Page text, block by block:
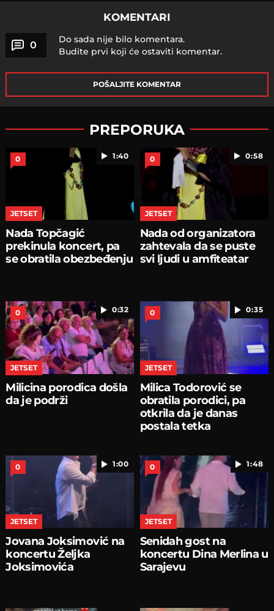
KOMENTARI
0
Do sada nije bilo komentara.
Budite prvi koji će ostaviti komentar.
POŠALJITE KOMENTAR
PREPORUKA
1:40
0
JETSET
Nada Topčagić
prekinula koncert, pa
se obratila obezbeđenju
0:58
0
JETSET
Nada od organizatora
zahtevala da se puste
svi ljudi u amfiteatar
0:32
0
JETSET
Milicina porodica došla
da je podrži
0:35
0
JETSET
Milica Todorović se
obratila porodici, pa
otkrila da je danas
postala tetka
1:00
0
JETSET
Jovana Joksimović na
koncertu Željka
Joksimovića
1:48
0
JETSET
Senidah gost na
koncertu Dina Merlina u
Sarajevu